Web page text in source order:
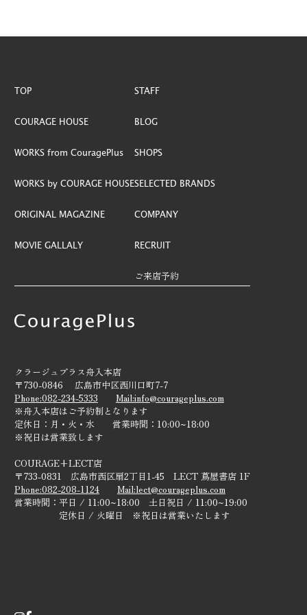
ORIGINAL MAGAZINE
MOVIE GALLALY
STAFF
スタッフ紹介
BLOG
RECLUIT
リクルート
クラージュプラス舟入本店
〒730-0846 広島市中区西川口町7-7
Phone:082-234-5333
Mail:info@courageplus.com
※舟入本店はご予約制となります
定休日：月・火・水 営業時間：10:00~18:00
※祝日は営業致します
COURAGE+LECT店
〒733-0831 広島市西区扇2丁目1-45 LECT 蔦屋書店 1F
Phone:082-208-1124
Mail:lect@courageplus.com
営業時間：平日 / 11:00~18:00 土日祝日 / 11:00~19:00
定休日 / 火曜日 ※祝日は営業いたします
TOP
COURAGE HOUSE
WORKS from CouragePlus
WORKS by COURAGE HOUSE
ORIGINAL MAGAZINE
MOVIE GALLALY
STAFF
BLOG
SHOPS
SELECTED BRANDS
COMPANY
RECRUIT
ご来店予約